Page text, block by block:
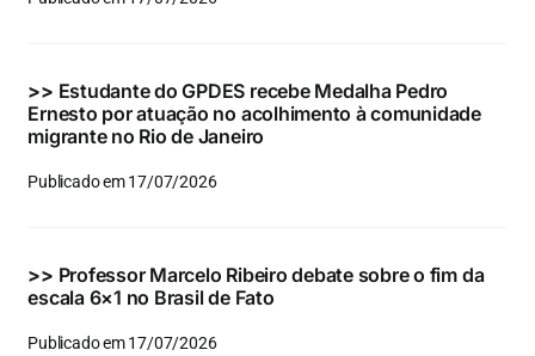
Eventos e Certificados
Buscar
para:
>> Estudante do GPDES recebe Medalha Pedro
Ernesto por atuação no acolhimento à comunidade
migrante no Rio de Janeiro
Publicado em 17/07/2026
>> Professor Marcelo Ribeiro debate sobre o fim da
escala 6×1 no Brasil de Fato
Publicado em 17/07/2026